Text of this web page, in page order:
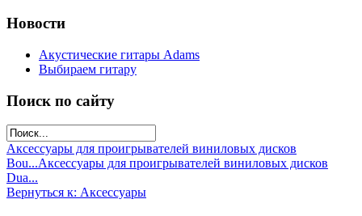
Новости
Акустические гитары Adams
Выбираем гитару
Поиск по сайту
Аксессуары для проигрывателей виниловых дисков
Bou...Аксессуары для проигрывателей виниловых дисков
Dua...
Вернуться к: Аксессуары